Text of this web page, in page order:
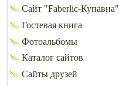
Сайт "Faberlic-Купавна"
Гостевая книга
Фотоальбомы
Каталог сайтов
Сайты друзей